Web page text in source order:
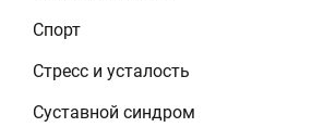
Спорт
Стресс и усталость
Суставной синдром